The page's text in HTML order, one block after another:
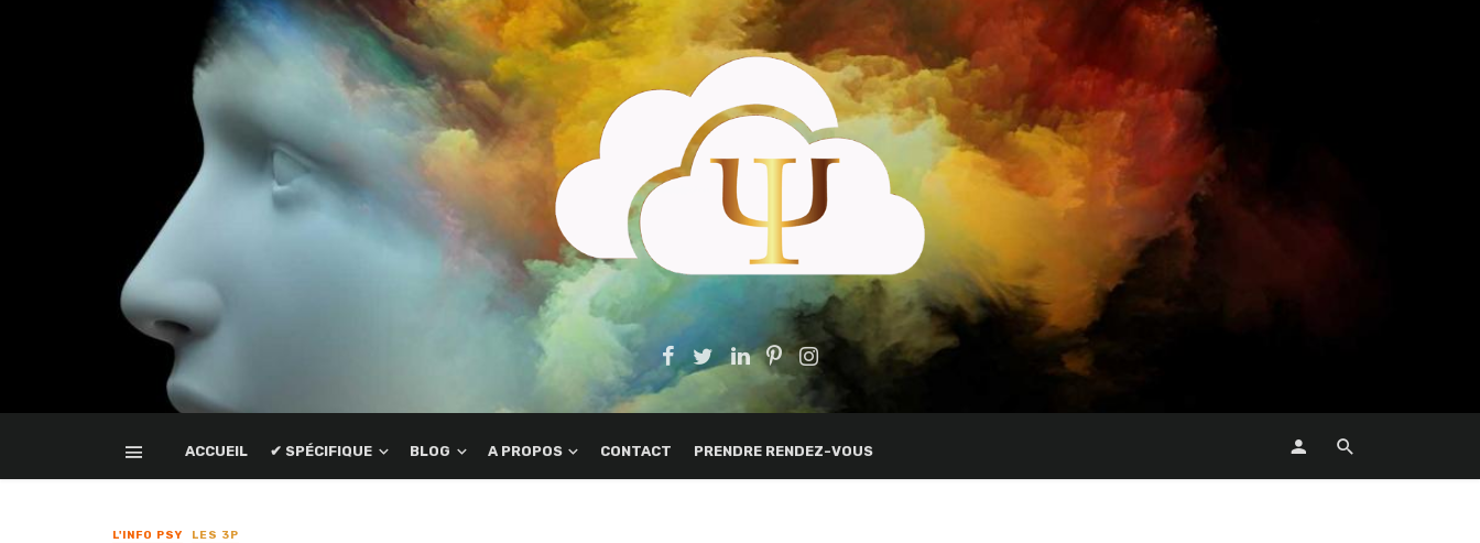
ACCUEIL ✔ SPÉCIFIQUE BLOG A PROPOS CONTACT PRENDRE RENDEZ-VOUS
L'INFO PSY LES 3P